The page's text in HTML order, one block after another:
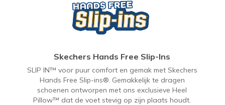
Skechers Hands Free Slip-Ins
SLIP IN™ voor puur comfort en gemak met Skechers
Hands Free Slip-ins®. Gemakkelijk te dragen
schoenen ontworpen met ons exclusieve Heel
Pillow™ dat de voet stevig op zijn plaats houdt.